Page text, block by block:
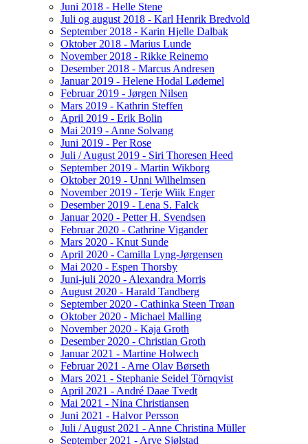
Juni 2018 - Helle Stene
Juli og august 2018 - Karl Henrik Bredvold
September 2018 - Karin Hjelle Dalbak
Oktober 2018 - Marius Lunde
November 2018 - Rikke Reinemo
Desember 2018 - Marcus Andresen
Januar 2019 - Helene Hodal Lødemel
Februar 2019 - Jørgen Nilsen
Mars 2019 - Kathrin Steffen
April 2019 - Erik Bolin
Mai 2019 - Anne Solvang
Juni 2019 - Per Rose
Juli / August 2019 - Siri Thoresen Heed
September 2019 - Martin Wikborg
Oktober 2019 - Unni Wilhelmsen
November 2019 - Terje Wiik Enger
Desember 2019 - Lena S. Falck
Januar 2020 - Petter H. Svendsen
Februar 2020 - Cathrine Vigander
Mars 2020 - Knut Sunde
April 2020 - Camilla Lyng-Jørgensen
Mai 2020 - Espen Thorsby
Juni-juli 2020 - Alexandra Morris
August 2020 - Harald Tandberg
September 2020 - Cathinka Steen Trøan
Oktober 2020 - Michael Malling
November 2020 - Kaja Groth
Desember 2020 - Christian Groth
Januar 2021 - Martine Holwech
Februar 2021 - Arne Olav Børseth
Mars 2021 - Stephanie Seidel Törnqvist
April 2021 - André Daae Tvedt
Mai 2021 - Nina Christiansen
Juni 2021 - Halvor Persson
Juli / August 2021 - Anne Christina Müller
September 2021 - Arve Sjølstad